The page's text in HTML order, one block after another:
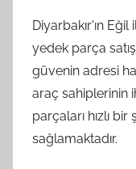
Diyarbakır'ın
yedek parça
güvenin adresi
araç sahiplerinin
parçaları hızlı
sağlamaktadır.